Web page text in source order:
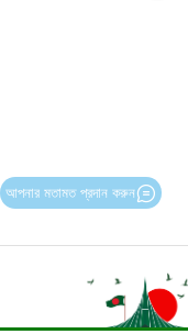
আপনার মতামত প্রদান করুন